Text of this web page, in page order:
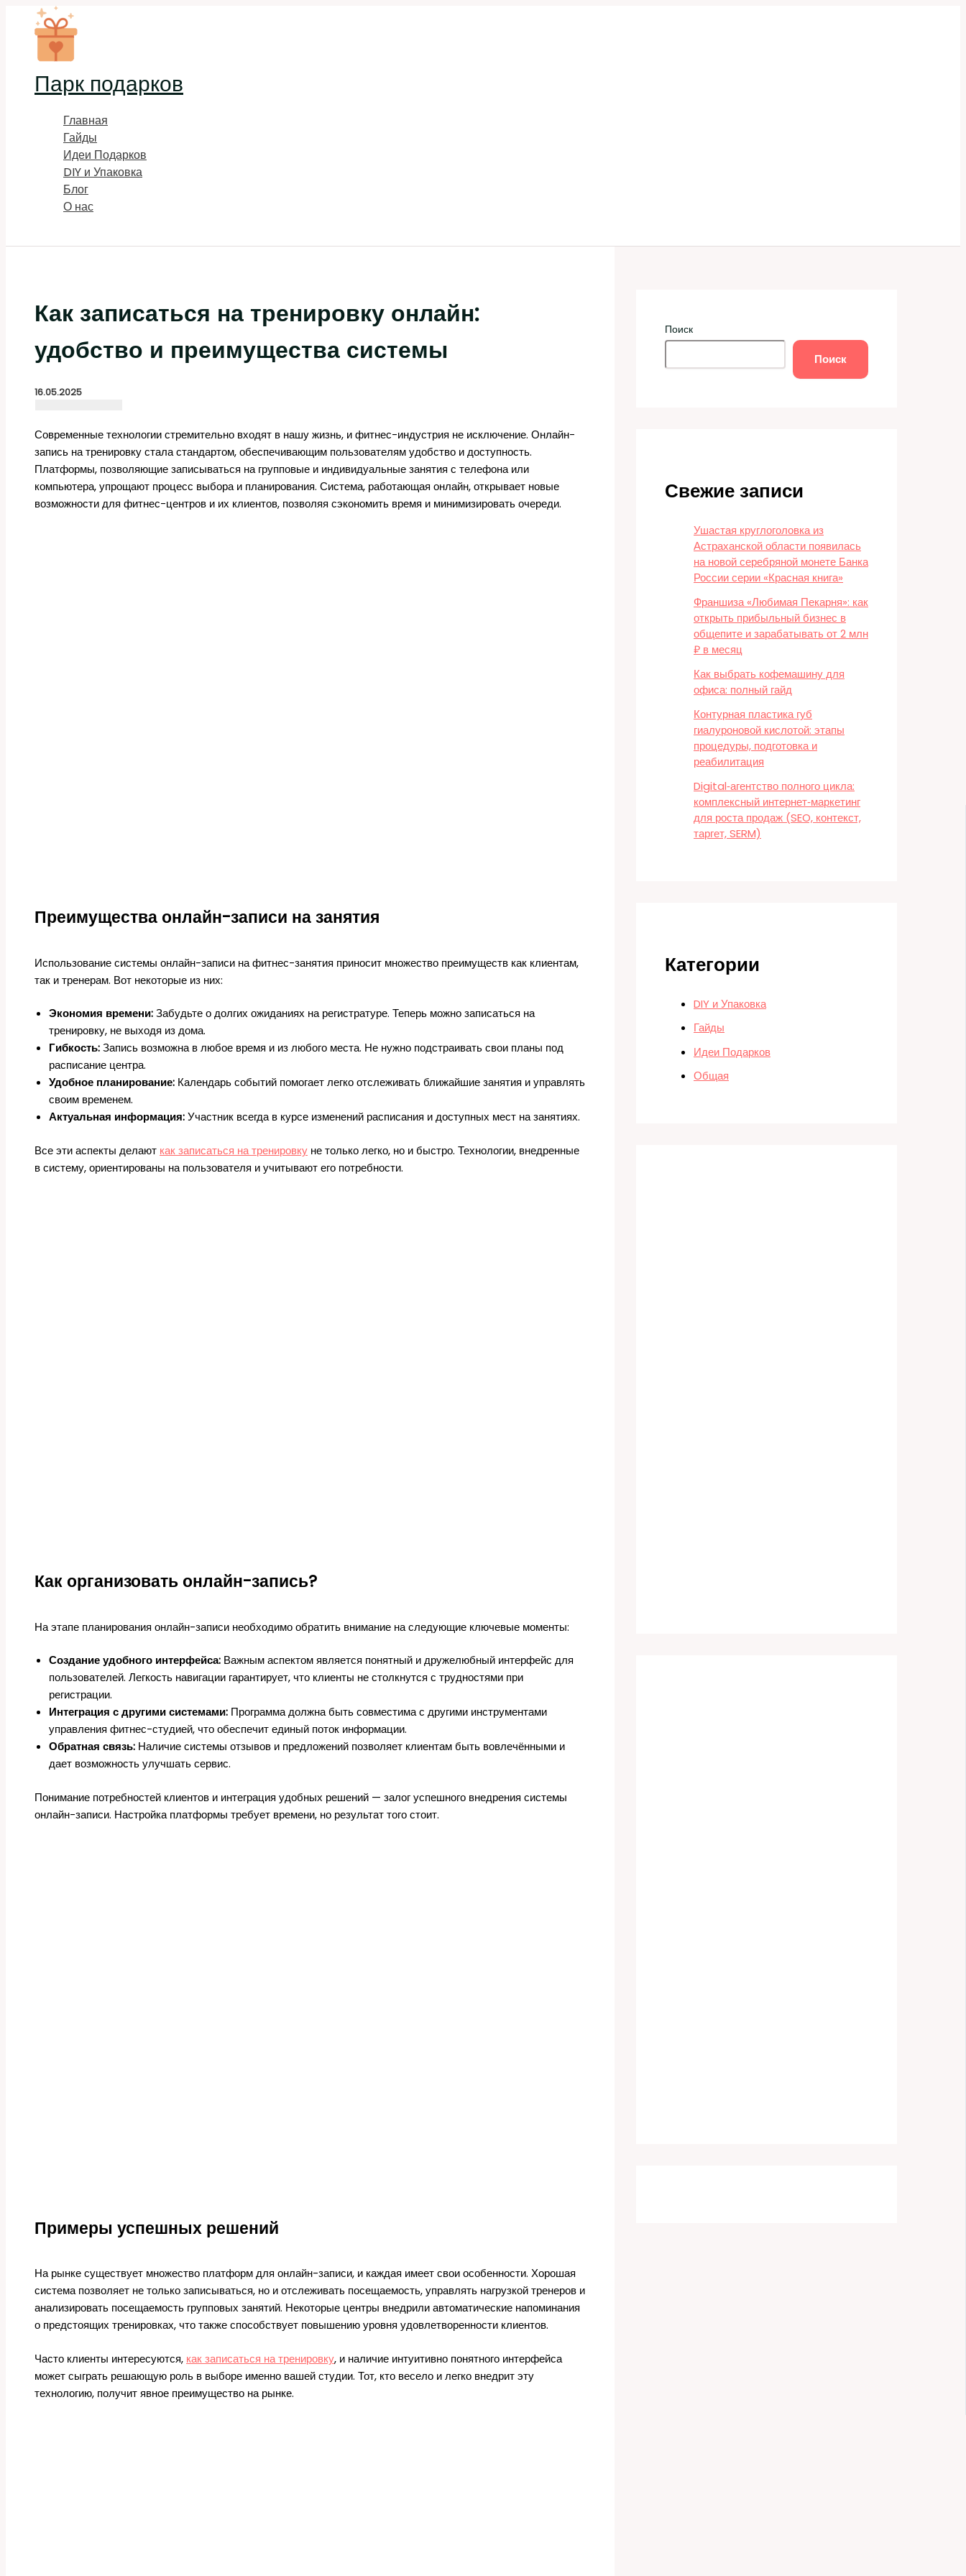
Перейти
содержимому
Парк подарков
Главная
Гайды
Идеи Подарков
DIY и Упаковка
Блог
О нас
Как записаться на тренировку онлайн:
удобство и преимущества системы
16.05.2025
Современные технологии стремительно входят в нашу жизнь, и фитнес-индустрия не исключение. Онлайн-
запись на тренировку стала стандартом, обеспечивающим пользователям удобство и доступность.
Платформы, позволяющие записываться на групповые и индивидуальные занятия с телефона или
компьютера, упрощают процесс выбора и планирования. Система, работающая онлайн, открывает новые
возможности для фитнес-центров и их клиентов, позволяя сэкономить время и минимизировать очереди.
Преимущества онлайн-записи на занятия
Использование системы онлайн-записи на фитнес-занятия приносит множество преимуществ как клиентам,
так и тренерам. Вот некоторые из них:
Экономия времени:Забудьте о долгих ожиданиях на регистратуре. Теперь можно записаться на
тренировку, не выходя из дома.
Гибкость:Запись возможна в любое время и из любого места. Не нужно подстраивать свои планы под
расписание центра.
Удобное планирование: Календарь событий помогает легко отслеживать ближайшие занятия и управлять
своим временем.
Актуальная информация:Участник всегда в курсе изменений расписания и доступных мест на занятиях.
Все эти аспекты делают как записаться на тренировку не только легко, но и быстро. Технологии, внедренные
в систему, ориентированы на пользователя и учитывают его потребности.
Как организовать онлайн-запись?
На этапе планирования онлайн-записи необходимо обратить внимание на следующие ключевые моменты:
Создание удобного интерфейса: Важным аспектом является понятный и дружелюбный интерфейс для
пользователей. Легкость навигации гарантирует, что клиенты не столкнутся с трудностями при
регистрации.
Интеграция с другими системами: Программа должна быть совместима с другими инструментами
управления фитнес-студией, что обеспечит единый поток информации.
Обратная связь: Наличие системы отзывов и предложений позволяет клиентам быть вовлечёнными и
дает возможность улучшать сервис.
Понимание потребностей клиентов и интеграция удобных решений — залог успешного внедрения системы
онлайн-записи. Настройка платформы требует времени, но результат того стоит.
Примеры успешных решений
На рынке существует множество платформ для онлайн-записи, и каждая имеет свои особенности. Хорошая
система позволяет не только записываться, но и отслеживать посещаемость, управлять нагрузкой тренеров и
анализировать посещаемость групповых занятий. Некоторые центры внедрили автоматические напоминания
о предстоящих тренировках, что также способствует повышению уровня удовлетворенности клиентов.
Часто клиенты интересуются, как записаться на тренировку, и наличие интуитивно понятного интерфейса
может сыграть решающую роль в выборе именно вашей студии. Тот, кто весело и легко внедрит эту
технологию, получит явное преимущество на рынке.
Поиск
Поиск
Свежие записи
Ушастая круглоголовка из
Астраханской области появилась
на новой серебряной монете Банка
России серии «Красная книга»
Франшиза «Любимая Пекарня»: как
открыть прибыльный бизнес в
общепите и зарабатывать от 2 млн
₽ в месяц
Как выбрать кофемашину для
офиса: полный гайд
Контурная пластика губ
гиалуроновой кислотой: этапы
процедуры, подготовка и
реабилитация
Digital‑агентство полного цикла:
комплексный интернет‑маркетинг
для роста продаж (SEO, контекст,
таргет, SERM)
Категории
DIY и Упаковка
Гайды
Идеи Подарков
Общая